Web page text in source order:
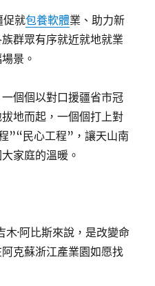
促就包養軟體業、助力新
群眾有序就近就地就業
景。
個個以對口援疆省市冠
地而起，一個個打上對
”“民心工程”，讓天山南
家庭的溫暖。
·阿比斯來說，是改變命
克蘇浙江產業園如愿找